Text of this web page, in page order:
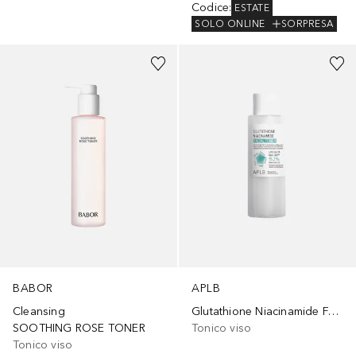
Codice: ESTATE
SOLO ONLINE
SORPRESA
BABOR
Cleansing
SOOTHING ROSE TONER
Tonico viso
APLB
Glutathione Niacinamide Facial Toner
Tonico viso